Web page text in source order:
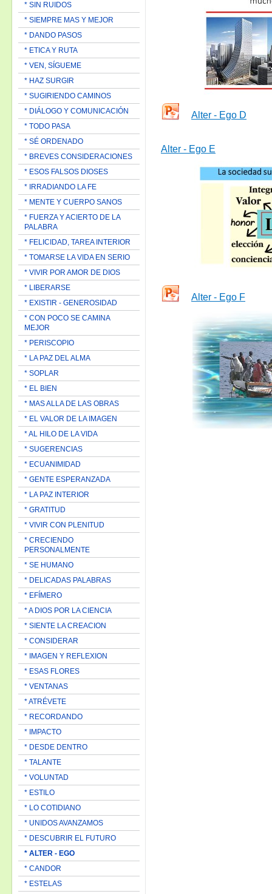
* SIN RUIDOS
* SIEMPRE MAS Y MEJOR
* DANDO PASOS
* ETICA Y RUTA
* VEN, SÍGUEME
* HAZ SURGIR
* SUGIRIENDO CAMINOS
* DIÁLOGO Y COMUNICACIÓN
* TODO PASA
* SÉ ORDENADO
* BREVES CONSIDERACIONES
* ESOS FALSOS DIOSES
* IRRADIANDO LA FE
* MENTE Y CUERPO SANOS
* FUERZA Y ACIERTO DE LA
PALABRA
* FELICIDAD, TAREA INTERIOR
* TOMARSE LA VIDA EN SERIO
* VIVIR POR AMOR DE DIOS
* LIBERARSE
* EXISTIR - GENEROSIDAD
* CON POCO SE CAMINA
MEJOR
* PERISCOPIO
* LA PAZ DEL ALMA
* SOPLAR
* EL BIEN
* MAS ALLA DE LAS OBRAS
* EL VALOR DE LA IMAGEN
* AL HILO DE LA VIDA
* SUGERENCIAS
* ECUANIMIDAD
* GENTE ESPERANZADA
* LA PAZ INTERIOR
* GRATITUD
* VIVIR CON PLENITUD
* CRECIENDO
PERSONALMENTE
* SE HUMANO
* DELICADAS PALABRAS
* EFÍMERO
* A DIOS POR LA CIENCIA
* SIENTE LA CREACION
* CONSIDERAR
* IMAGEN Y REFLEXION
* ESAS FLORES
* VENTANAS
* ATRÉVETE
* RECORDANDO
* IMPACTO
* DESDE DENTRO
* TALANTE
* VOLUNTAD
* ESTILO
* LO COTIDIANO
* UNIDOS AVANZAMOS
* DESCUBRIR EL FUTURO
* ALTER - EGO
* CANDOR
* ESTELAS
Alter - Ego D
Alter - Ego E
Alter - Ego F